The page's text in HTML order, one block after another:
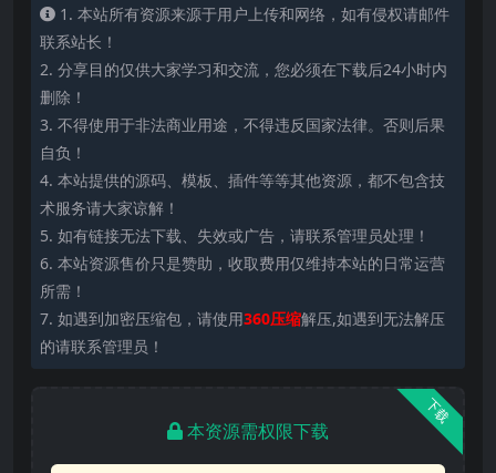
1. 本站所有资源来源于用户上传和网络，如有侵权请邮件
联系站长！
2. 分享目的仅供大家学习和交流，您必须在下载后24小时内
删除！
3. 不得使用于非法商业用途，不得违反国家法律。否则后果
自负！
4. 本站提供的源码、模板、插件等等其他资源，都不包含技
术服务请大家谅解！
5. 如有链接无法下载、失效或广告，请联系管理员处理！
6. 本站资源售价只是赞助，收取费用仅维持本站的日常运营
所需！
7. 如遇到加密压缩包，请使用360压缩解压,如遇到无法解压
的请联系管理员！
下载
本资源需权限下载